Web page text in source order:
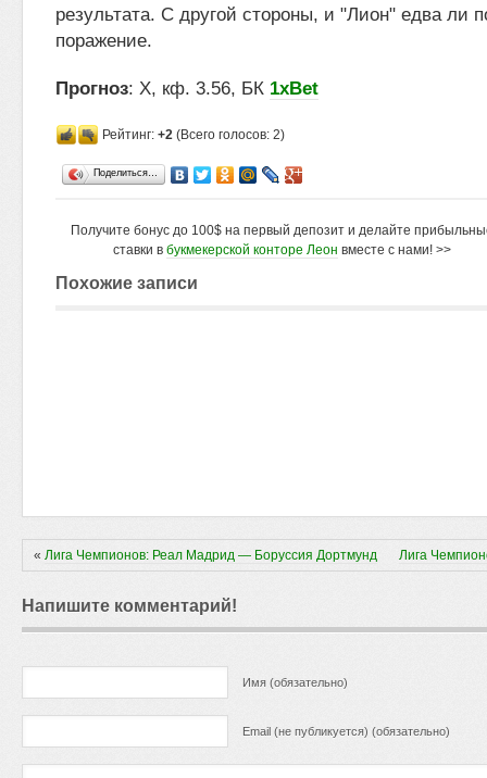
результата. С другой стороны, и "Лион" едва ли
поражение.
Прогноз: X, кф. 3.56, БК 1xBet
Рейтинг: +2 (Всего голосов: 2)
Поделиться…
Получите бонус до 100$ на первый депозит и делайте
ставки в букмекерской конторе Леон вместе с нами! >>
Похожие записи
« Лига Чемпионов: Реал Мадрид — Боруссия Дортмунд Лига
Напишите комментарий!
Имя (обязательно)
Email (не публикуется) (обязательно)